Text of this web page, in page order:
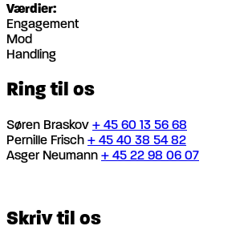
Værdier:
Engagement
Mod
Handling
Ring til os
Søren Braskov + 45 60 13 56 68
Pernille Frisch + 45 40 38 54 82
Asger Neumann + 45 22 98 06 07
Skriv til os